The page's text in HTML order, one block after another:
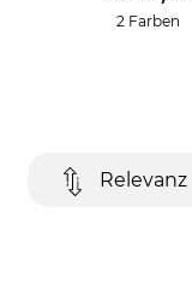
2 Farben
Relevanz